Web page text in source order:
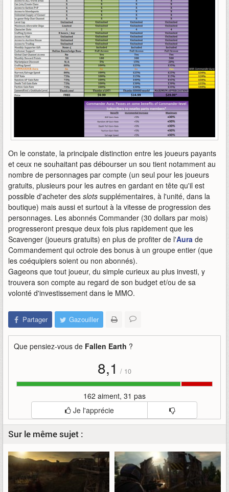
On le constate, la principale distinction entre les joueurs payants
et ceux ne souhaitant pas débourser un sou tient notamment au
nombre de personnages par compte (un seul pour les joueurs
gratuits, plusieurs pour les autres en gardant en tête qu'il est
possible d'acheter des slots supplémentaires, à l'unité, dans la
boutique) mais aussi et surtout à la vitesse de progression des
personnages. Les abonnés Commander (30 dollars par mois)
progresseront presque deux fois plus rapidement que les
Scavenger (joueurs gratuits) en plus de profiter de l'Aura de
Commandement qui octroie des bonus à un groupe entier (que
les coéquipiers soient ou non abonnés).
Gageons que tout joueur, du simple curieux au plus investi, y
trouvera son compte au regard de son budget et/ou de sa
volonté d'investissement dans le MMO.
Partager Gazouiller
Que pensiez-vous de Fallen Earth ?
8,1 / 10
162 aiment, 31 pas
Je l'apprécie
Sur le même sujet :